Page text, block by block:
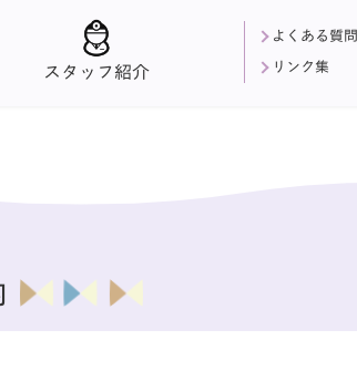
スタッフ紹介
よくある質問
リンク集